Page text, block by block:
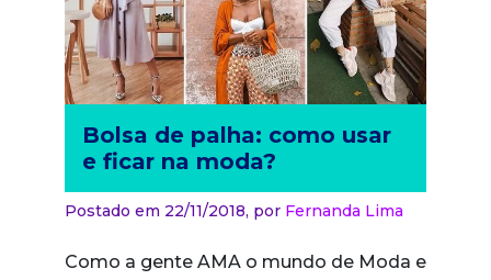
Bolsa de palha: como usar
e ficar na moda?
Postado em 22/11/2018, por Fernanda Lima
Como a gente AMA o mundo de Moda e